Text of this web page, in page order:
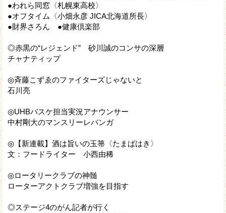
●われら同窓〈札幌東高校〉
●オフタイム〈小畑永彦 JICA北海道所長〉
●財界さろん ●健康倶楽部
◎赤黒の“レジェンド” 砂川誠のコンサの深層
チャナティップ
◎斉藤こずゑのファイターズじゃないと
石川亮
◎UHBバスケ担当実況アナウンサー
中村剛大のマンスリーレバンガ
◎【新連載】酒は旨いの玉箒〈たまばはき〉
文：フードライター 小西由稀
◎ロータリークラブの神髄
ローターアクトクラブ増強を目指す
◎ステージ4のがん記者が行く